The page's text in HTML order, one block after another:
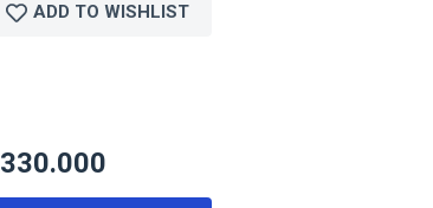
ADD TO WISHLIST
330.000